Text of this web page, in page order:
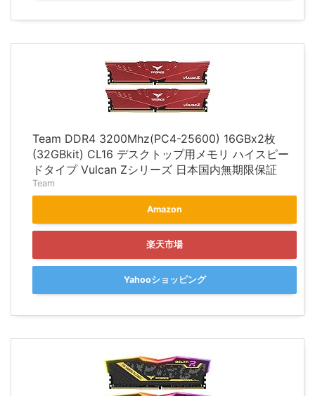
Team DDR4 3200Mhz(PC4-25600) 16GBx2枚
(32GBkit) CL16 デスクトップ用メモリ ハイスピー
ドタイプ Vulcan Zシリーズ 日本国内無期限保証
Team
Amazon
楽天市場
Yahooショッピング